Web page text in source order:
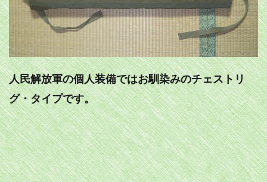
人民解放軍の個人装備ではお馴染みのチェストリ
グ・タイプです。